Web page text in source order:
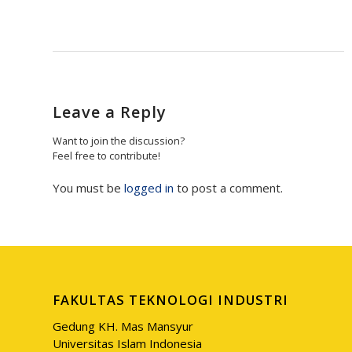
Leave a Reply
Want to join the discussion?
Feel free to contribute!
You must be logged in to post a comment.
FAKULTAS TEKNOLOGI INDUSTRI
Gedung KH. Mas Mansyur
Universitas Islam Indonesia